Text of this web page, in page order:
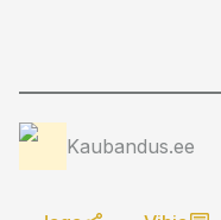
Kaubandus.ee